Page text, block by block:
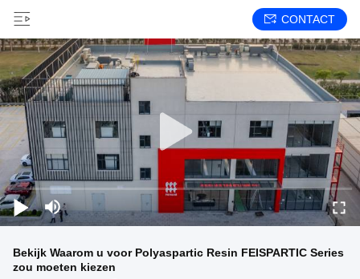
CONTACT
Bekijk Waarom u voor Polyaspartic Resin FEISPARTIC Series
zou moeten kiezen